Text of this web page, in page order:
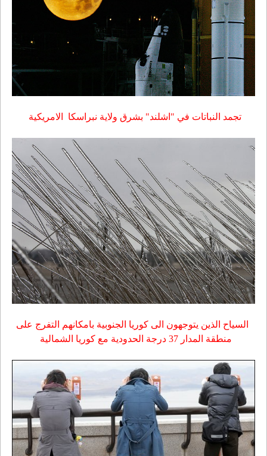
تجمد النباتات في "اشلند" بشرق ولاية نبراسكا الامريكية
السياح الذين يتوجهون الى كوريا الجنوبية بامكانهم التفرج على
منطقة المدار 37 درجة الحدودية مع كوريا الشمالية